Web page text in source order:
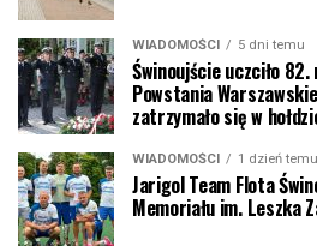
WIADOMOŚCI 5 dni temu
Świnoujście uczciło
Powstania
zatrzymało się w
WIADOMOŚCI 1 dzień temu
Jarigol Team Flota
Memoriału im. Leszka